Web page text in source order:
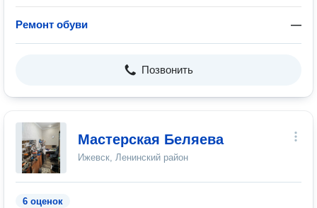
Ремонт обуви —
Позвонить
Мастерская Беляева
Ижевск, Ленинский район
6 оценок